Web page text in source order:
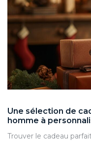
Une sélection de
homme à
Trouver le cadeau